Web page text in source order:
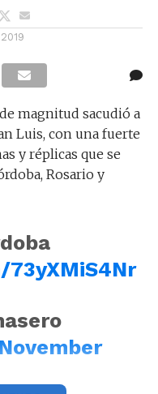
magnitud sacudió a
Luis, con una fuerte
y réplicas que se
Rosario y
November